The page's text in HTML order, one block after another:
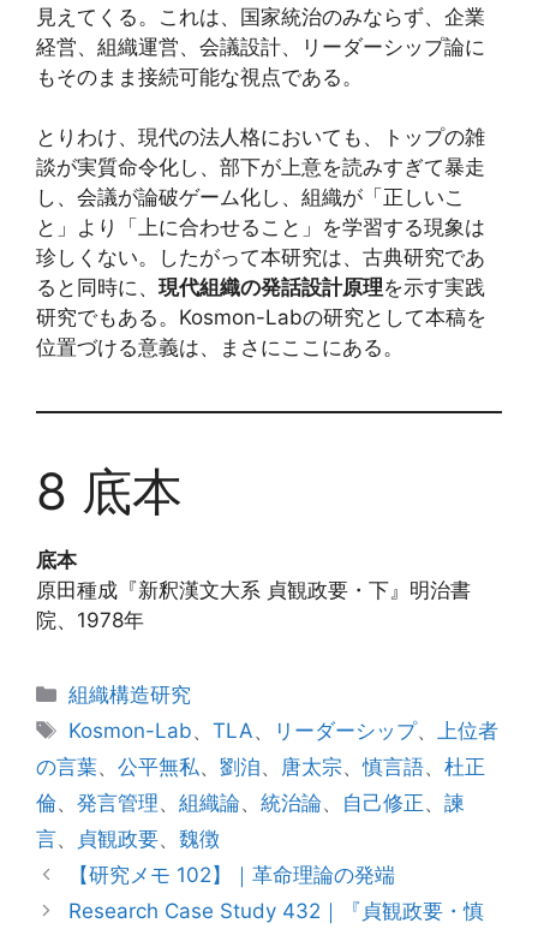
見えてくる。これは、国家統治のみならず、企業
経営、組織運営、会議設計、リーダーシップ論に
もそのまま接続可能な視点である。
とりわけ、現代の法人格においても、トップの雑
談が実質命令化し、部下が上意を読みすぎて暴走
し、会議が論破ゲーム化し、組織が「正しいこ
と」より「上に合わせること」を学習する現象は
珍しくない。したがって本研究は、古典研究であ
ると同時に、 現代組織の発話設計原理を示す実践
研究でもある。Kosmon-Labの研究として本稿を
位置づける意義は、まさにここにある。
8 底本
底本
原田種成『新釈漢文大系 貞観政要・下』明治書
院、1978年
カ
テ
リ
ー
組織構造研究
タ
グ
Kosmon-Lab、TLA、 リーダーシップ、上位者
の言葉、 公平無私、 劉洎、 唐太宗、慎言語、 杜正
倫、 発言管理、 組織論、 統治論、 自己修正、 諫
言、 貞観政要、 魏徴
【研究メモ 102】｜革命理論の発端
Research Case Study 432｜『貞観政要・慎